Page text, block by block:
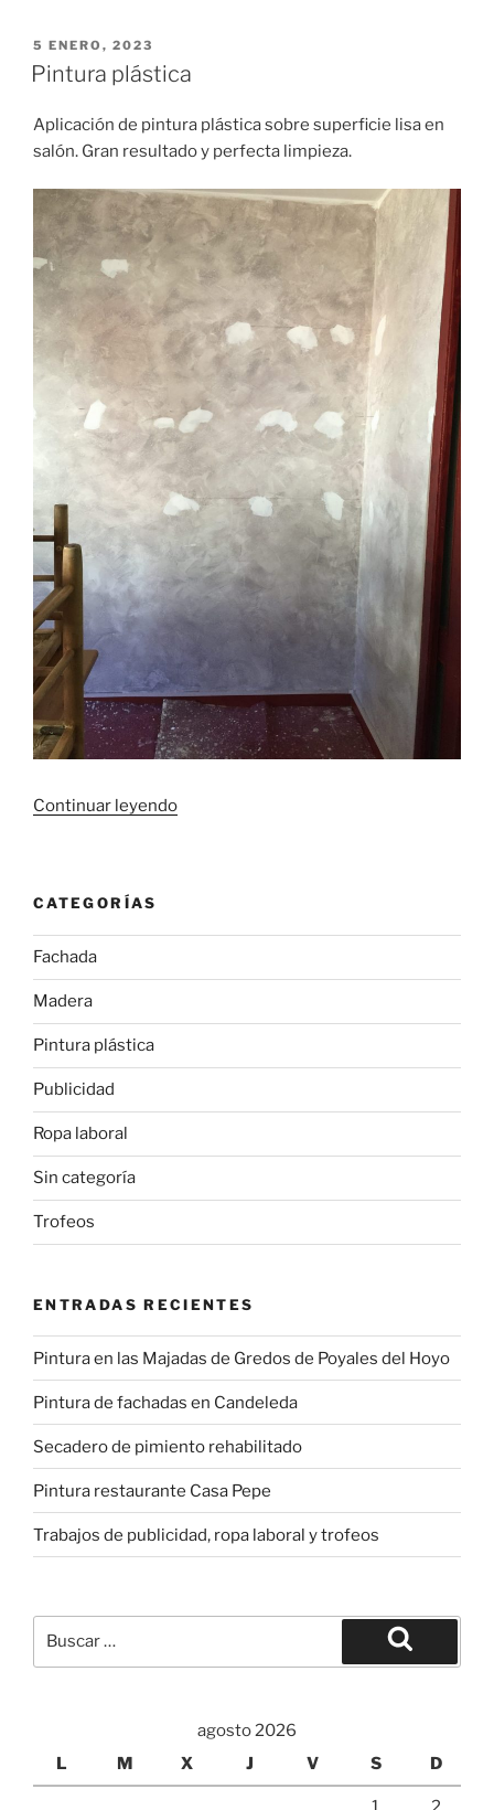
lavado»
PUBLICADO
EL
5 ENERO, 2023
Pintura plástica
Aplicación de pintura plástica sobre superficie lisa en
salón. Gran resultado y perfecta limpieza.
Continuar leyendo«Pintura
CATEGORÍAS
Fachada
Madera
Pintura plástica
Publicidad
Ropa laboral
Sin categoría
Trofeos
ENTRADAS RECIENTES
Pintura en las Majadas de Gredos de Poyales del Hoyo
Pintura de fachadas en Candeleda
Secadero de pimiento rehabilitado
Pintura restaurante Casa Pepe
Trabajos de publicidad, ropa laboral y trofeos
por:
Buscar
agosto 2026
L
M X J V S D